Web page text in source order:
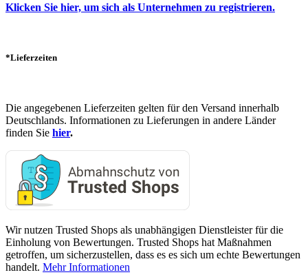
Klicken Sie hier, um sich als Unternehmen zu registrieren.
*Lieferzeiten
Die angegebenen Lieferzeiten gelten für den Versand innerhalb
Deutschlands. Informationen zu Lieferungen in andere Länder
finden Sie hier.
Wir nutzen Trusted Shops als unabhängigen Dienstleister für die
Einholung von Bewertungen. Trusted Shops hat Maßnahmen
getroffen, um sicherzustellen, dass es es sich um echte Bewertungen
handelt. Mehr Informationen